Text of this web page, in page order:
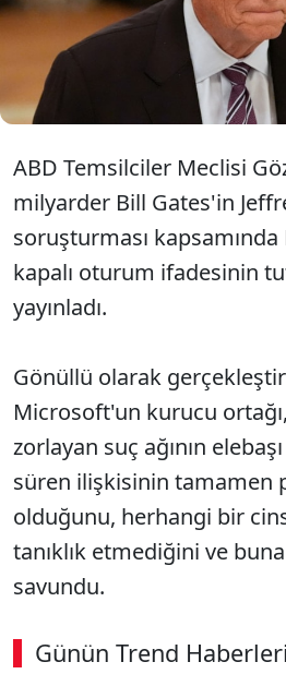
Epstein ile ilişkisinin
kaldığını belirtirken,
aynı ortamda bulunmuş
ABD Temsilciler Meclisi
milyarder Bill Gates'in
soruşturması
kapalı oturum ifadesinin
yayınladı.
Gönüllü olarak
Microsoft'un kurucu
zorlayan suç ağının
süren ilişkisinin tamamen
olduğunu, herhangi bir
tanıklık etmediğini ve buna
savundu.
Günün Trend Haberleri
00:02 / 08:06